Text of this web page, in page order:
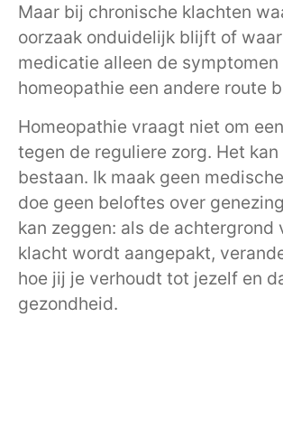
Maar bij chronische klachten
oorzaak onduidelijk blijft of
medicatie alleen de symptomen
homeopathie een andere route
Homeopathie vraagt niet om
tegen de reguliere zorg. Het
bestaan. Ik maak geen
doe geen beloftes over
kan zeggen: als de achtergrond
klacht wordt aangepakt,
hoe jij je verhoudt tot jezelf en
gezondheid.